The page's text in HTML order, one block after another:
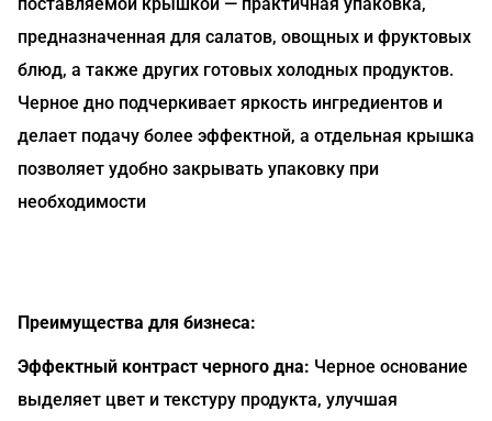
предназначенная для салатов, овощных и фруктовых
блюд, а также других готовых холодных продуктов.
Черное дно подчеркивает яркость ингредиентов и
делает подачу более эффектной, а отдельная крышка
позволяет удобно закрывать упаковку при
необходимости
Преимущества для бизнеса:
Эффектный контраст черного дна: Черное основание
выделяет цвет и текстуру продукта, улучшая